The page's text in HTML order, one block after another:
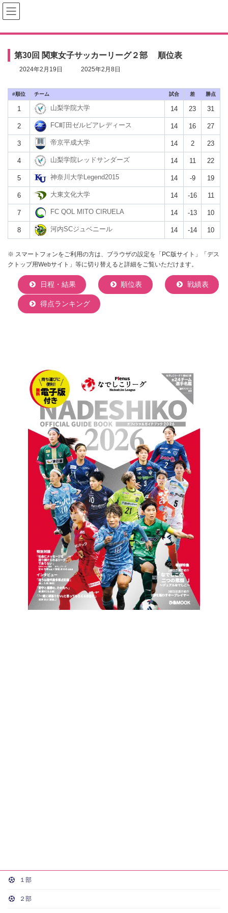
コ
ン
テ
ン
ナ
ビ
ゲ
ー
第30回 関東女子サッカーリーグ２部 順位表
2024年2月19日
最
日
時
2025年2月8日
# チーム 試合 差 勝点
1 山梨学院大学 14 23 31
2 FC町田ゼルビアレディース 14 16 27
3 帝京平成⼤学 14 2 23
4 山梨学院レッドサンダーズ 14 11 22
5 神奈川大学Legend2015 14 -9 19
6 大東文化大学 14 -16 11
7 FC QOL MITO CIRUELA 14 -13 10
8 河内SCジュベニール 14 -14 10
※ スマートフォンをご利用の方は、ブラウザの設定を「PC版サイト」「デス
クトップ用Webサイト」等に切り替えると詳細をご覧いただけます。
日程・結果 順位表 戦績表
得点ランキング
１部
２部